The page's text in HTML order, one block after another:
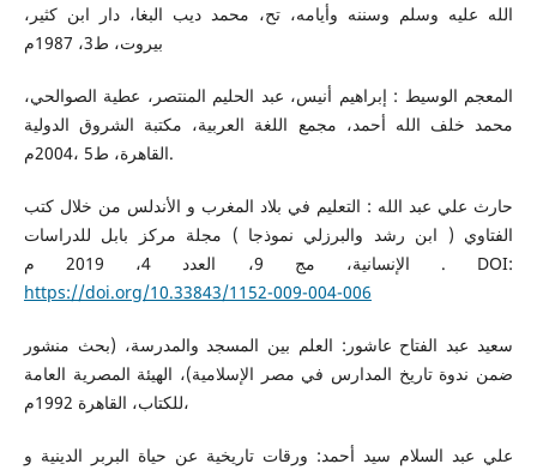
الله عليه وسلم وسننه وأيامه، تح، محمد ديب البغا، دار ابن كثير،
بيروت، ط3، 1987م
المعجم الوسيط : إبراهيم أنيس، عبد الحليم المنتصر، عطية الصوالحي،
محمد خلف الله أحمد، مجمع اللغة العربية، مكتبة الشروق الدولية
القاهرة، ط5 ،2004م.
حارث علي عبد الله : التعليم في بلاد المغرب و الأندلس من خلال كتب
الفتاوي ( ابن رشد والبرزلي نموذجا ) مجلة مركز بابل للدراسات
الإنسانية، مج 9، العدد 4، 2019 م . DOI:
https://doi.org/10.33843/1152-009-004-006
سعيد عبد الفتاح عاشور: العلم بين المسجد والمدرسة، (بحث منشور
ضمن ندوة تاريخ المدارس في مصر الإسلامية)، الهيئة المصرية العامة
للكتاب، القاهرة 1992م،
علي عبد السلام سيد أحمد: ورقات تاريخية عن حياة البربر الدينية و